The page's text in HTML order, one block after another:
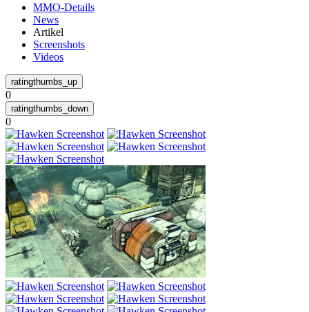
MMO-Details
News
Artikel
Screenshots
Videos
0
0